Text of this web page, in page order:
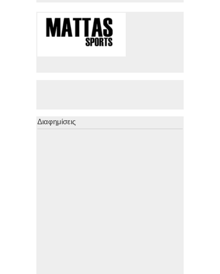
Διαφημίσεις